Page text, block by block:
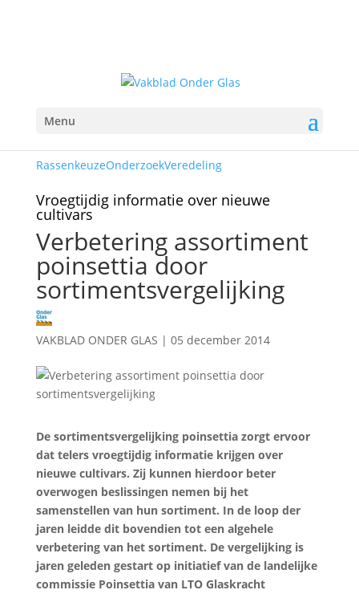
Menu
RassenkeuzeOnderzoekVeredeling
Vroegtijdig informatie over nieuwe
cultivars
Verbetering assortiment
poinsettia door
sortimentsvergelijking
VAKBLAD ONDER GLAS | 05 december 2014
De sortimentsvergelijking poinsettia zorgt ervoor
dat telers vroegtijdig informatie krijgen over
nieuwe cultivars. Zij kunnen hierdoor beter
overwogen beslissingen nemen bij het
samenstellen van hun sortiment. In de loop der
jaren leidde dit bovendien tot een algehele
verbetering van het sortiment. De vergelijking is
jaren geleden gestart op initiatief van de landelijke
commissie Poinsettia van LTO Glaskracht